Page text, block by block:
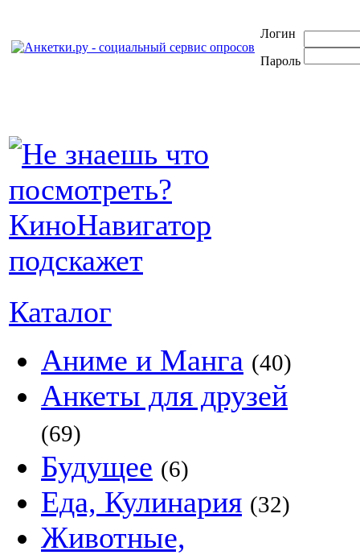
Логин
Пароль
Каталог
Аниме и Манга (40)
Анкеты для друзей
(69)
Будущее (6)
Еда, Кулинария (32)
Животные,